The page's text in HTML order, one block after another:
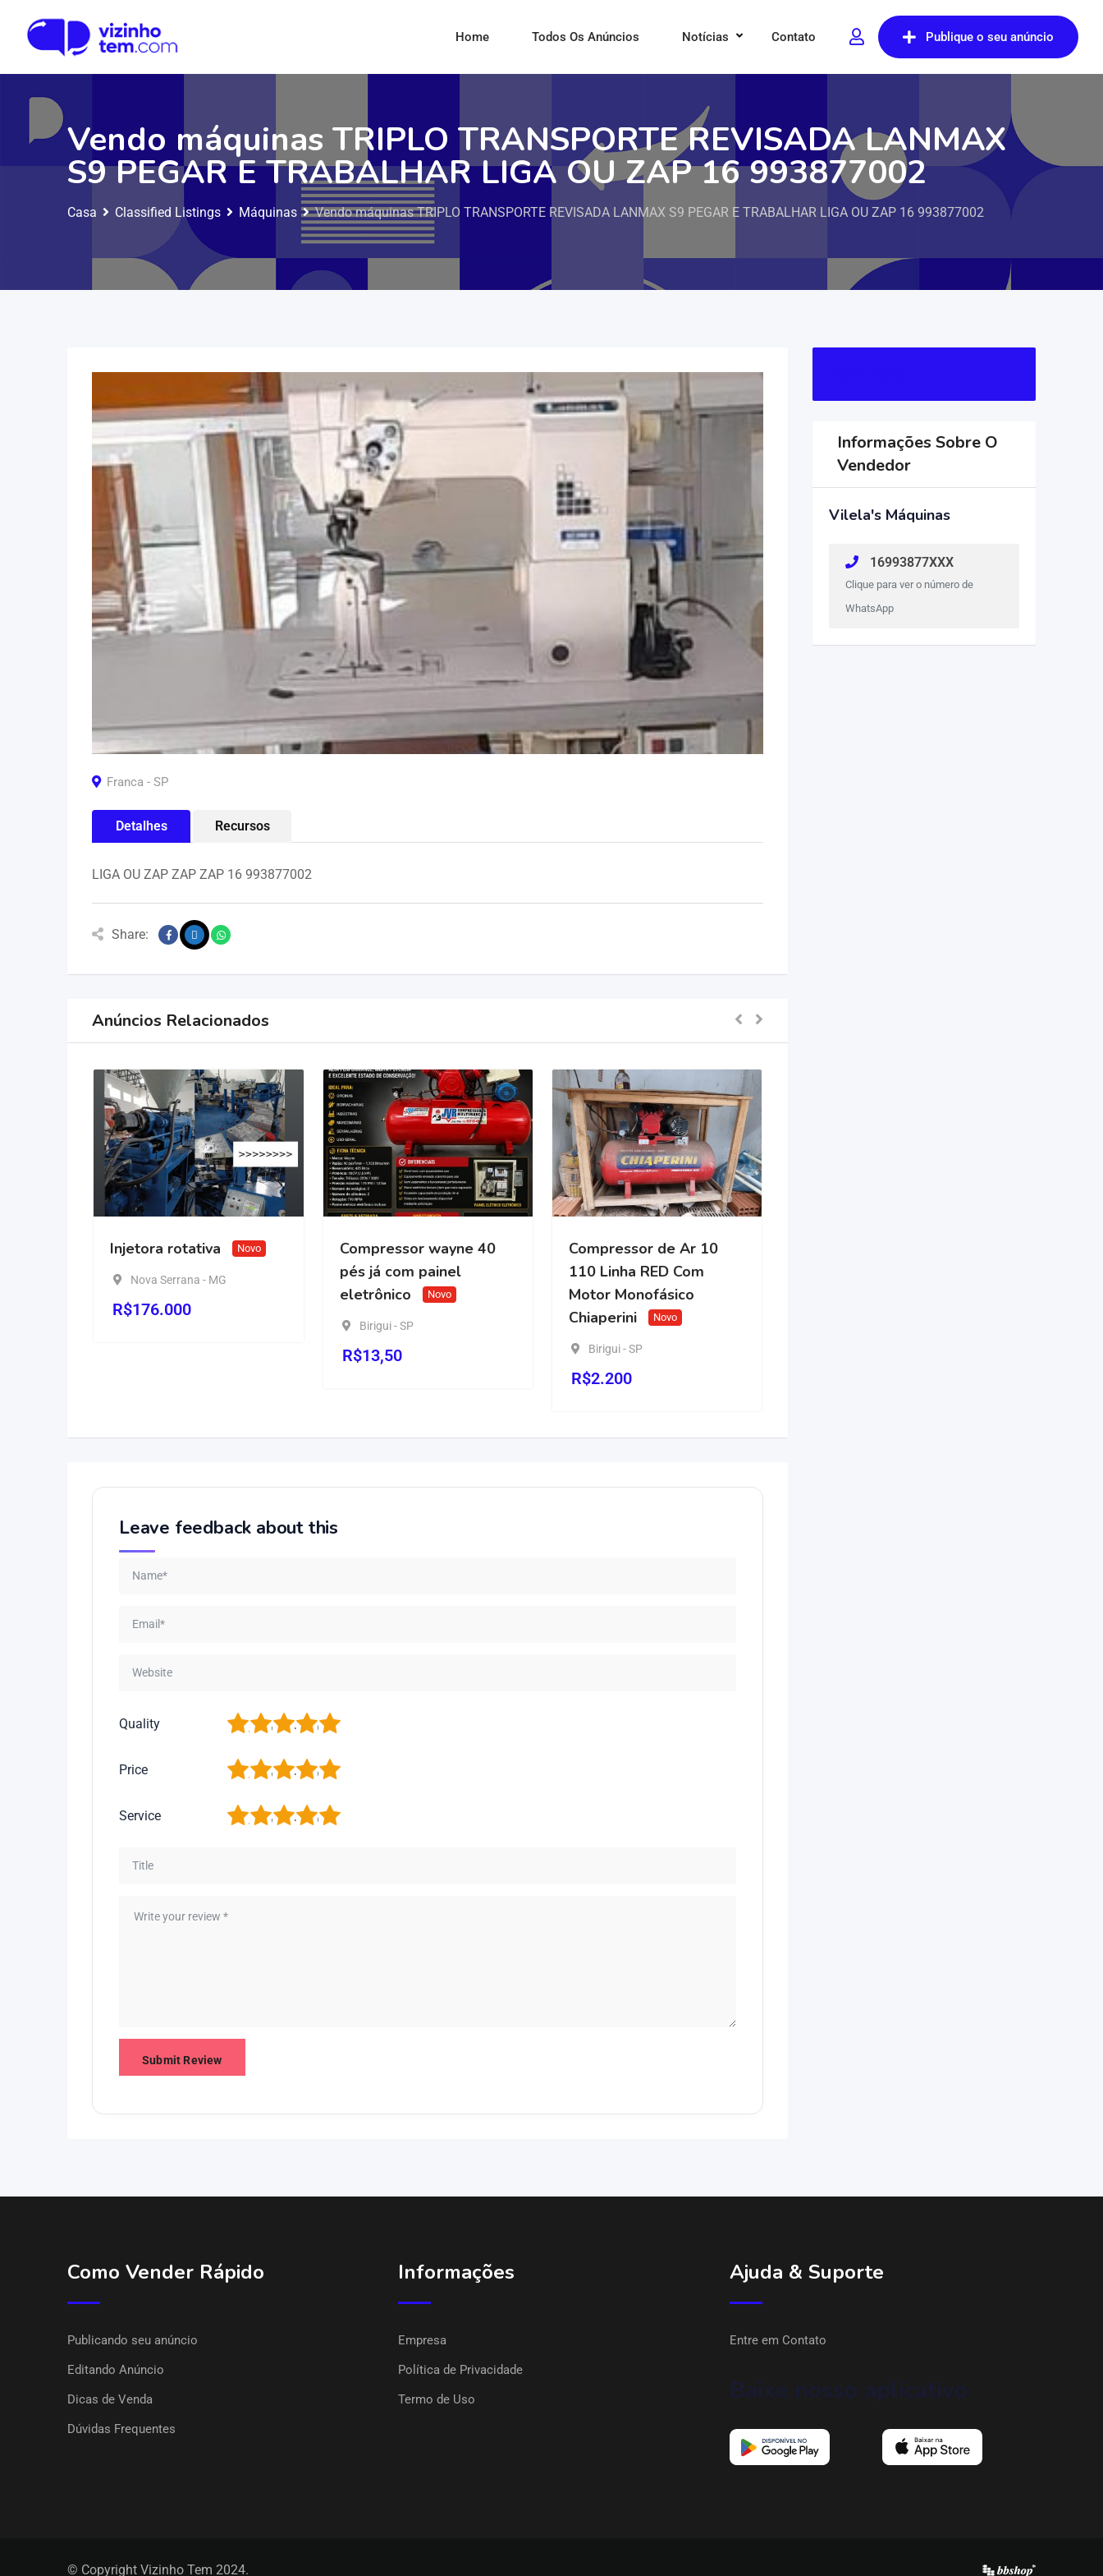
Publique o seu anúncio
Home Todos Os Anúncios Notícias Contato
Vendo máquinas TRIPLO TRANSPORTE REVISADA LANMAX
S9 PEGAR E TRABALHAR LIGA OU ZAP 16 993877002
Casa Classified Listings Máquinas Vendo máquinas TRIPLO TRANSPORTE REVISADA LANMAX S9 PEGAR E TRABALHAR LIGA OU ZAP 16 993877002
Franca - SP
Detalhes Recursos
LIGA OU ZAP ZAP ZAP 16 993877002
Share:
Anúncios Relacionados
Injetora rotativa Novo
Nova Serrana - MG
176.000
Compressor wayne 40
pés já com painel
eletrônico
Novo
Birigui - SP
13,50
Compressor de Ar 10
110 Linha RED Com
Motor Monofásico
Chiaperini
Novo
Birigui - SP
2.200
Leave feedback about this
Quality 5
4
3
2
Price 5
4
3
2
Service 5
4
3
2
Informações Sobre O
Vendedor
Vilela's Máquinas
16993877XXX
Clique para ver o número de
WhatsApp
Como Vender Rápido
Publicando seu anúncio
Editando Anúncio
Dicas de Venda
Dúvidas Frequentes
Informações
Empresa
Política de Privacidade
Termo de Uso
Ajuda & Suporte
Entre em Contato
Baixe nosso aplicativo
© Copyright Vizinho Tem 2024.